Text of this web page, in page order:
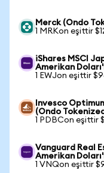
Merck (Ondo
1 MRKon eşittir
iShares MSCI
Amerikan
1 EWJon eşittir
Invesco
(Ondo
1 PDBCon eşittir
Vanguard Real
Amerikan
1 VNQon eşittir